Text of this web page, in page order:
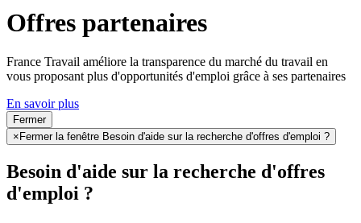
Offres partenaires
France Travail améliore la transparence du marché du travail en
vous proposant plus d'opportunités d'emploi grâce à ses partenaires
En savoir plus
Fermer
× Fermer la fenêtre Besoin d'aide sur la recherche d'offres d'emploi ?
Besoin d'aide sur la recherche d'offres
d'emploi ?